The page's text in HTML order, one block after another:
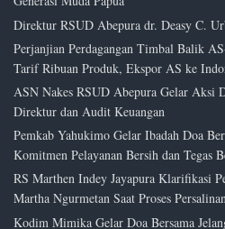
Direktur RSUD Abepura dr. Deasy C.
Perjanjian Perdagangan Timbal Balik
Tarif Ribuan Produk, Ekspor AS ke
ASN Nakes RSUD Abepura Gelar Aksi
Direktur dan Audit Keuangan
Pemkab Yahukimo Gelar Ibadah Doa
Komitmen Pelayanan Bersih dan Tegas
RS Marthen Indey Jayapura Klarifikasi
Martha Ngurmetan Saat Proses
Kodim Mimika Gelar Doa Bersama